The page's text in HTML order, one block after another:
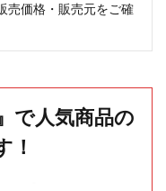
売価格・販売元をご確
で人気商品の
！